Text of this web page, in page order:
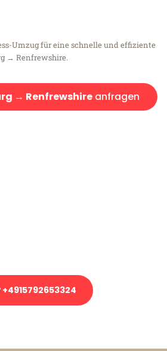
Umzug für eine schnelle und effiziente
→ Renfrewshire.
→ Renfrewshireanfragen